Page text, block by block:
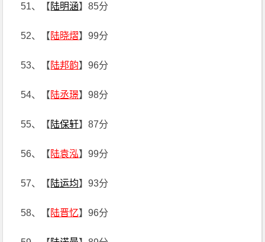
51、【陆明涵】85分
52、【陆晓熠】99分
53、【陆邦韵】96分
54、【陆丞璟】98分
55、【陆保轩】87分
56、【陆袁泓】99分
57、【陆运均】93分
58、【陆晋忆】96分